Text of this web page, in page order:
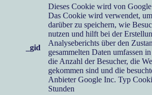
_gid
Dieses Cookie wird von
Das Cookie wird verwendet,
darüber zu speichern, wie
nutzen und hilft bei der
Analyseberichts über den
gesammelten Daten umfassen
die Anzahl der Besucher, die
gekommen sind und die
Anbieter Google Inc. Typ
Stunden